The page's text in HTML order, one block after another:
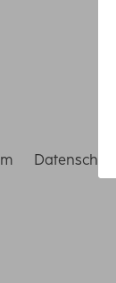
Datenschutz